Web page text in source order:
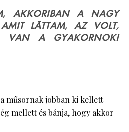
AKKORIBAN A NAGY
AMIT LÁTTAM, AZ VOLT,
VAN A GYAKORNOKI
műsornak jobban ki kellett
mellett és bánja, hogy akkor